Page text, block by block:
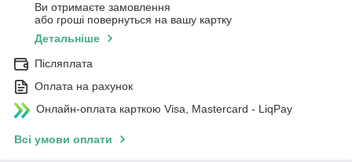
Ви отримаєте замовлення
або гроші повернуться на вашу картку
Детальніше
Післяплата
Оплата на рахунок
Онлайн-оплата карткою Visa, Mastercard - LiqPay
Всі умови оплати